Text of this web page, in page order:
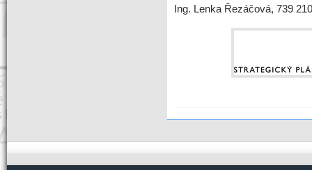
Ing. Lenka Řezáčová, 739